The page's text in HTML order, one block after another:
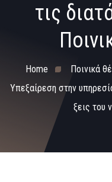
τις
Home
Ποινικά
Υπεξαίρεση στην
ξεις του